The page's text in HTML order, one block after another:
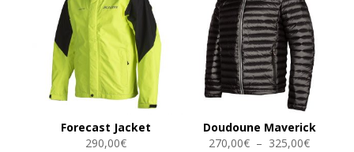
à
525,00€
Forecast Jacket
290,00€
Doudoune Maverick
270,00€ – 325,00€Plage